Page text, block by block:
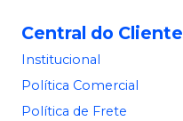
Central do Cliente
Institucional
Política Comercial
Política de Frete